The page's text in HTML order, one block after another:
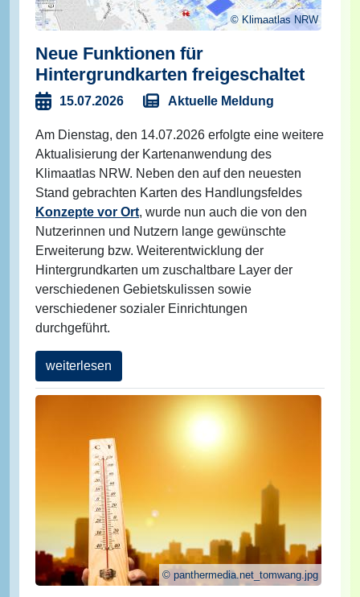
Klimaatlas NRW
Neue Funktionen für
Hintergrundkarten freigeschaltet
15.07.2026 Aktuelle Meldung
Am Dienstag, den 14.07.2026 erfolgte eine weitere
Aktualisierung der Kartenanwendung des
Klimaatlas NRW. Neben den auf den neuesten
Stand gebrachten Karten des Handlungsfeldes
Konzepte vor Ort, wurde nun auch die von den
Nutzerinnen und Nutzern lange gewünschte
Erweiterung bzw. Weiterentwicklung der
Hintergrundkarten um zuschaltbare Layer der
verschiedenen Gebietskulissen sowie
verschiedener sozialer Einrichtungen
durchgeführt.
weiterlesen
panthermedia.net_tomwang.jpg